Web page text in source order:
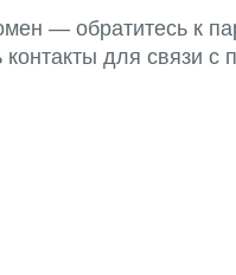
— обратитесь к
для связи с